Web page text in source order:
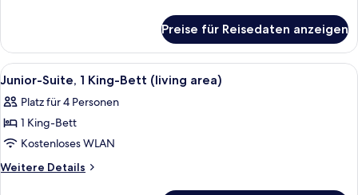
Blick
auf
den
Golfplatz
anzeigen
Zimmer,
1 King-
Bett
Schlafsofa,
Blick
den
Golfplatz
Preise für Reisedaten anzeigen
Alle
Fotos
für
Junior-
Suite,
1 King-
Ein Hotelzimmer mit grauem Sofa,
12
Junior-Suite, 1 King-Bett (living area)
Platz für 4 Personen
1 King-Bett
Kostenloses WLAN
Weitere Details
Weitere